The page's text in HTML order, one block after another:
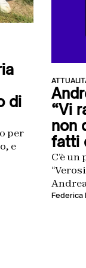
di
per
e
“Vi
non
fatti
C’è
è un
Federica